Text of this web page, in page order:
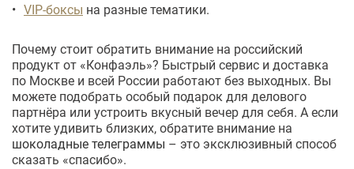
VIP-боксы на разные тематики.
Почему стоит обратить внимание на российский
продукт от «Конфаэль»? Быстрый сервис и доставка
по Москве и всей России работают без выходных. Вы
можете подобрать особый подарок для делового
партнёра или устроить вкусный вечер для себя. А если
хотите удивить близких, обратите внимание на
шоколадные телеграммы – это эксклюзивный способ
сказать «спасибо».